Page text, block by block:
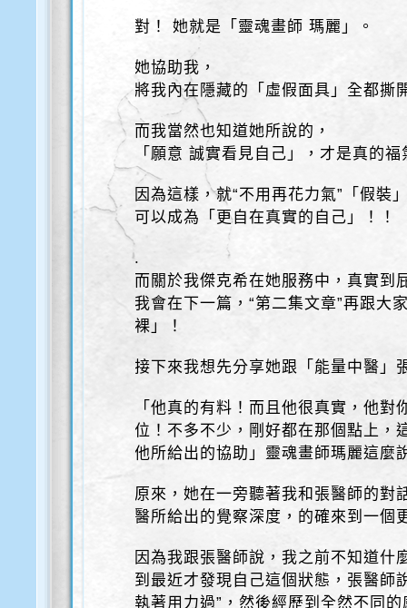
對！ 她就是「靈魂畫師 瑪麗」。
她協助我，
將我內在隱藏的「虛假面具」全都撕
而我當然也知道她所說的，
「願意 誠實看見自己」，才是真的福
因為這樣，就“不用再花力氣”「假裝
可以成為「更自在真實的自己」！！
.
而關於我傑克希在她服務中，真實到
我會在下一篇，“第二集文章”再跟大
裸」！
接下來我想先分享她跟「能量中醫
「他真的有料！而且他很真實，他
位！不多不少，剛好都在那個點上，
他所給出的協助」靈魂畫師瑪麗這麼
原來，她在一旁聽著我和張醫師的對
醫所給出的覺察深度，的確來到一個
因為我跟張醫師說，我之前不知道什
到最近才發現自己這個狀態，張醫師
執著用力過”，然後經歷到全然不同